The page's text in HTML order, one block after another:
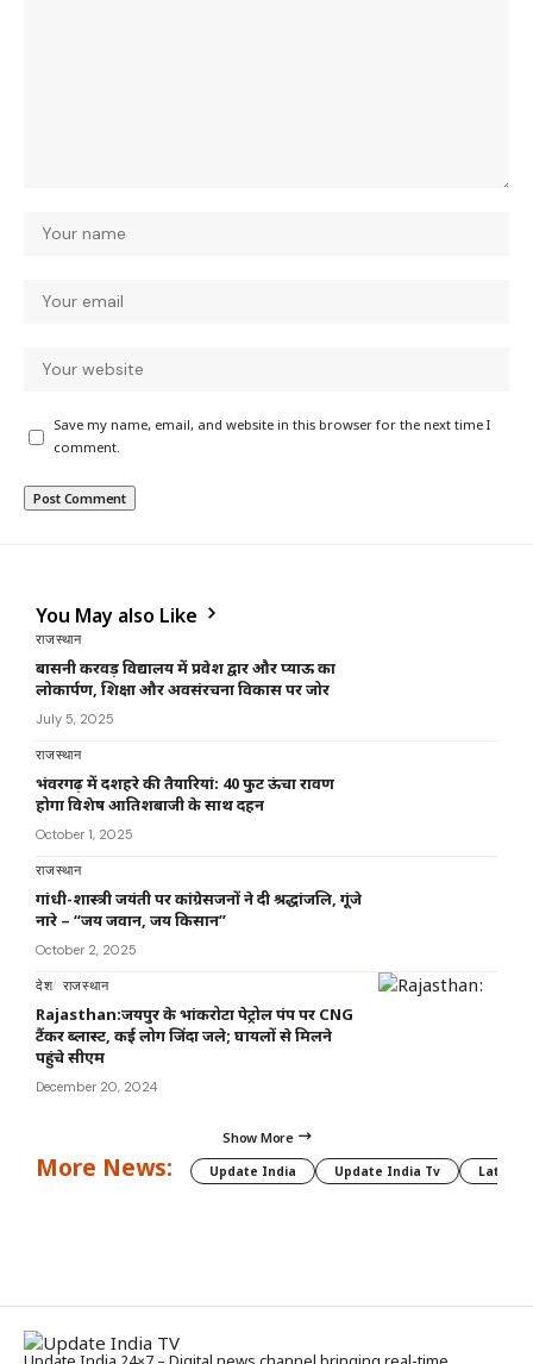
Save my name, email, and website in this browser for the next time I
comment.
You May also Like
राजस्थान
बासनी करवड़ विद्यालय में प्रवेश द्वार और प्याऊ का
लोकार्पण, शिक्षा और अवसंरचना विकास पर जोर
July 5, 2025
राजस्थान
भंवरगढ़ में दशहरे की तैयारियां: 40 फुट ऊंचा रावण
होगा विशेष आतिशबाजी के साथ दहन
October 1, 2025
राजस्थान
गांधी-शास्त्री जयंती पर कांग्रेसजनों ने दी श्रद्धांजलि, गूंजे
नारे – “जय जवान, जय किसान”
October 2, 2025
देश राजस्थान
Rajasthan:जयपुर के भांकरोटा पेट्रोल पंप पर CNG
टैंकर ब्लास्ट, कई लोग जिंदा जले; घायलों से मिलने
पहुंचे सीएम
December 20, 2024
Show More
More News: Update India Update India Tv Latest